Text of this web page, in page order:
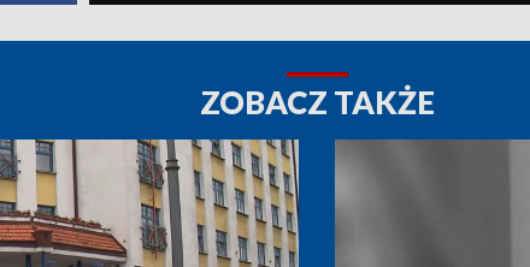
ZOBACZ TAKŻE